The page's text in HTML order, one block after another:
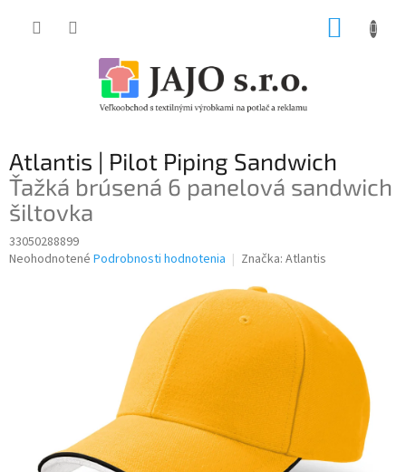
Atlantis | Pilot Piping Sandwich
Ťažká brúsená 6 panelová sandwich
šiltovka
33050288899
Priemerné
Neohodnotené Podrobnosti hodnotenia Značka: Atlantis